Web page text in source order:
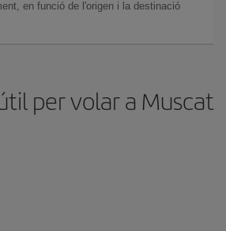
en funció de l'origen i la destinació
per volar a Muscat